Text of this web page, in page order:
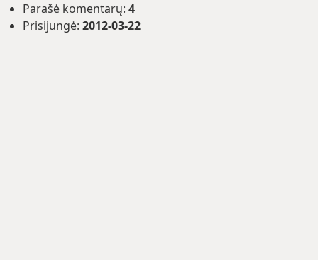
Parašė komentarų: 4
Prisijungė: 2012-03-22